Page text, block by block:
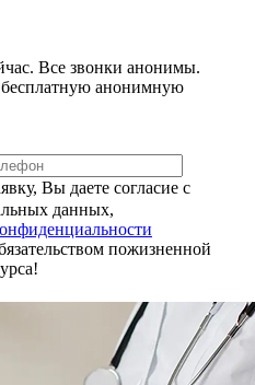
Все звонки анонимы.
бесплатную анонимную
Вы даете согласие с
данных,
пожизненной